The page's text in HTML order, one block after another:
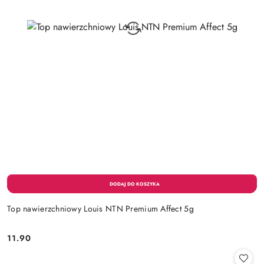
Top nawierzchniowy Louis NTN Premium Affect 5g
Cena:
11.90